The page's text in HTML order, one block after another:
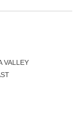
VALLEY